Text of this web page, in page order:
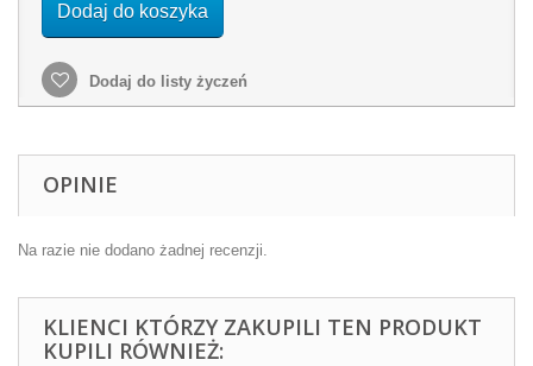
Dodaj do koszyka
Dodaj do listy życzeń
OPINIE
Na razie nie dodano żadnej recenzji.
KLIENCI KTÓRZY ZAKUPILI TEN PRODUKT
KUPILI RÓWNIEŻ: